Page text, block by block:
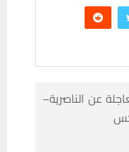
عن الناصرية–